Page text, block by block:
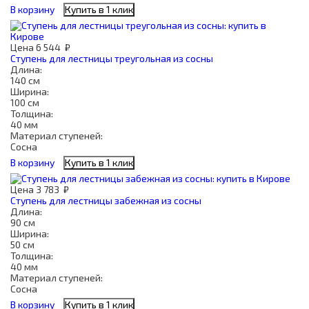
В корзину
Купить в 1 клик
Цена 6 544 ₽
Ступень для лестницы треугольная из сосны
Длина:
140 см
Ширина:
100 см
Толщина:
40 мм
Материал ступеней:
Сосна
В корзину
Купить в 1 клик
Цена 3 783 ₽
Ступень для лестницы забежная из сосны
Длина:
90 см
Ширина:
50 см
Толщина:
40 мм
Материал ступеней:
Сосна
В корзину
Купить в 1 клик